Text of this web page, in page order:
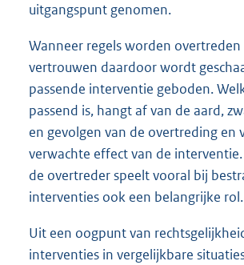
uitgangspunt genomen.
Wanneer regels worden
vertrouwen daardoor wordt
passende interventie geboden.
passend is, hangt af van de aard,
en gevolgen van de overtreding en
verwachte effect van de
de overtreder speelt vooral bij
interventies ook een belangrijke rol.
Uit een oogpunt van
interventies in vergelijkbare